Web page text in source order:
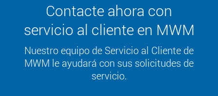
Contacte ahora con
servicio al cliente en MWM
Nuestro equipo de Servicio al Cliente de
MWM le ayudará con sus solicitudes de
servicio.